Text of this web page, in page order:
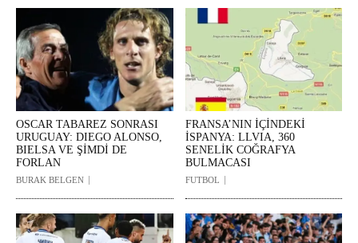
OSCAR TABAREZ SONRASI
URUGUAY: DIEGO ALONSO,
BIELSA VE ŞİMDİ DE
FORLAN
BURAK BELGEN
FRANSA’NIN İÇİNDEKİ
İSPANYA: LLVIA, 360
SENELİK COĞRAFYA
BULMACASI
FUTBOL